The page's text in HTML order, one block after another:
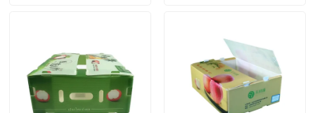
Prodotti
Video